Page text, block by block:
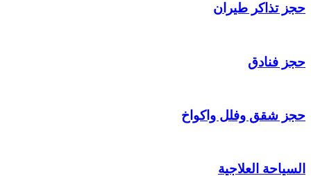
حجز تذاكر طيران
حجز فنادق
حجز شقق وفلل واكواخ
السياحة العلاجية